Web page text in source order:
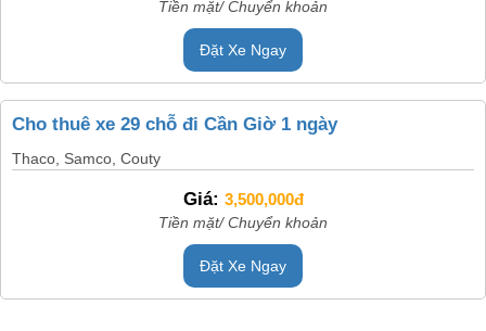
Tiền mặt/ Chuyển khoản
Đặt Xe Ngay
Cho thuê xe 29 chỗ đi Cần Giờ 1 ngày
Thaco, Samco, Couty
Giá: 3,500,000đ
Tiền mặt/ Chuyển khoản
Đặt Xe Ngay